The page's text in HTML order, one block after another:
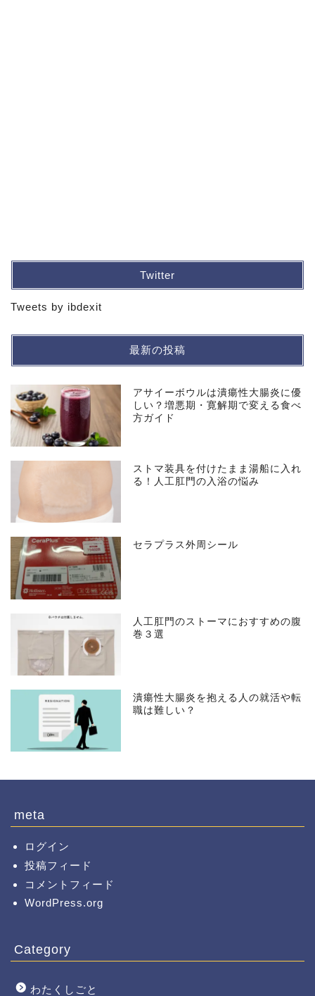
Twitter
Tweets by ibdexit
最新の投稿
アサイーボウルは潰瘍性大腸炎に優
しい？増悪期・寛解期で変える食べ
方ガイド
ストマ装具を付けたまま湯船に入れ
る！人工肛門の入浴の悩み
セラプラス外周シール
人工肛門のストーマにおすすめの腹
巻３選
潰瘍性大腸炎を抱える人の就活や転
職は難しい？
meta
ログイン
投稿フィード
コメントフィード
WordPress.org
Category
わたくしごと